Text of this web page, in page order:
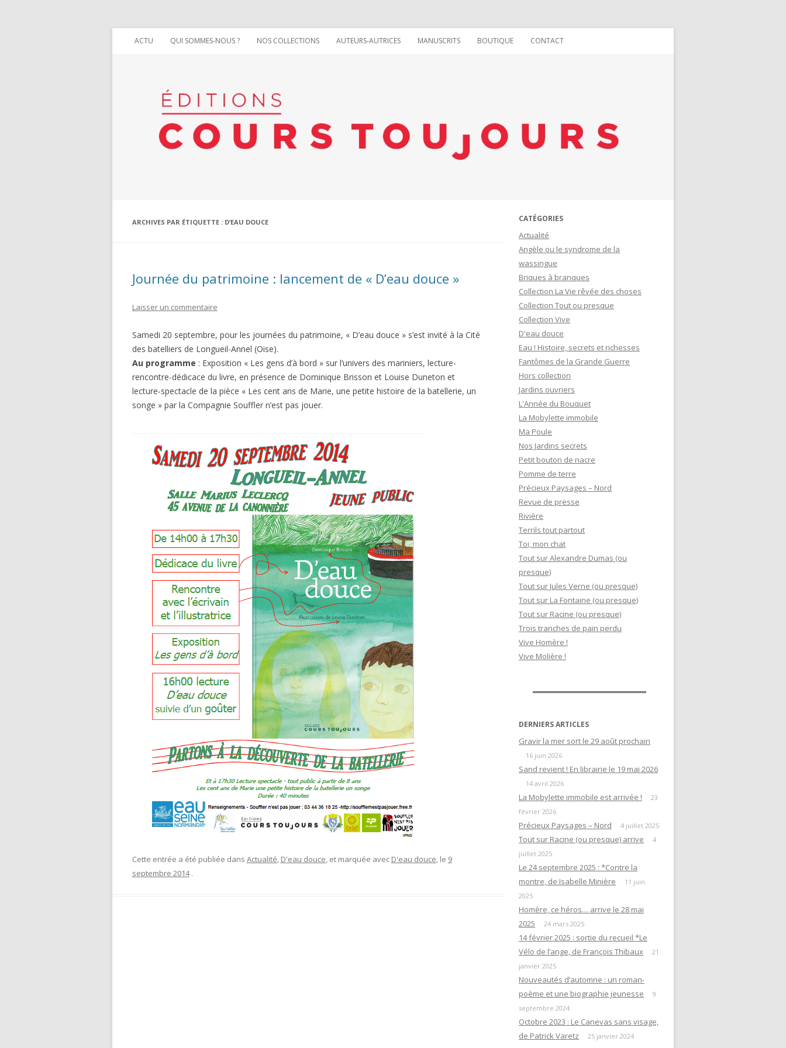
Aller au contenu
ACTU QUI SOMMES-NOUS ? NOS COLLECTIONS
COLLECTION TOUT SUR (OU
PRESQUE)
COLLECTION VIVE !
AUTEURS-AUTRICES MANUSCRITS BOUTIQUE CONTACT
ARCHIVES PAR ÉTIQUETTE : D’EAU DOUCE
Journée du patrimoine : lancement de « D’eau douce »
Laisser un commentaire
Samedi 20 septembre, pour les journées du patrimoine, « D’eau douce » s’est invité à la Cité
des batelliers de Longueil-Annel (Oise).
Au programme : Exposition « Les gens d’à bord » sur l’univers des mariniers, lecture-
rencontre-dédicace du livre, en présence de Dominique Brisson et Louise Duneton et
lecture-spectacle de la pièce « Les cent ans de Marie, une petite histoire de la batellerie, un
songe » par la Compagnie Souffler n’est pas jouer.
Cette entrée a été publiée dans Actualité, D'eau douce, et marquée avec D'eau douce, le 9
septembre 2014 .
CATÉGORIES
Actualité
Angèle ou le syndrome de la
wassingue
Briques à branques
Collection La Vie rêvée des choses
Collection Tout ou presque
Collection Vive
D'eau douce
Eau ! Histoire, secrets et richesses
Fantômes de la Grande Guerre
Hors collection
Jardins ouvriers
L'Année du Bouquet
La Mobylette immobile
Ma Poule
Nos Jardins secrets
Petit bouton de nacre
Pomme de terre
Précieux Paysages – Nord
Revue de presse
Rivière
Terrils tout partout
Toi, mon chat
Tout sur Alexandre Dumas (ou
presque)
Tout sur Jules Verne (ou presque)
Tout sur La Fontaine (ou presque)
Tout sur Racine (ou presque)
Trois tranches de pain perdu
Vive Homère !
Vive Molière !
DERNIERS ARTICLES
Gravir la mer sort le 29 août prochain
16 juin 2026
Sand revient ! En librairie le 19 mai 2026
14 avril 2026
La Mobylette immobile est arrivée !
23
février 2026
Précieux Paysages – Nord 4 juillet 2025
Tout sur Racine (ou presque) arrive
4
juillet 2025
Le 24 septembre 2025 : *Contre la
montre, de Isabelle Minière
11 juin
2025
Homère, ce héros… arrive le 28 mai
2025
24 mars 2025
14 février 2025 : sortie du recueil *Le
Vélo de l’ange, de François Thibaux
21
janvier 2025
Nouveautés d’automne : un roman-
poème et une biographie jeunesse
9
septembre 2024
Octobre 2023 : Le Canevas sans visage,
de Patrick Varetz
25 janvier 2024